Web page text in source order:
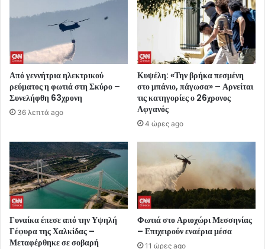
Από γεννήτρια ηλεκτρικού
ρεύματος η φωτιά στη Σκύρο –
Συνελήφθη 63χρονη
36 λεπτά ago
Κυψέλη: «Την βρήκα πεσμένη
στο μπάνιο, πάγωσα» – Αρνείται
τις κατηγορίες ο 26χρονος
Αφγανός
4 ώρες ago
Γυναίκα έπεσε από την Υψηλή
Γέφυρα της Χαλκίδας –
Μεταφέρθηκε σε σοβαρή
Φωτιά στο Αριοχώρι Μεσσηνίας
– Επιχειρούν εναέρια μέσα
11 ώρες ago